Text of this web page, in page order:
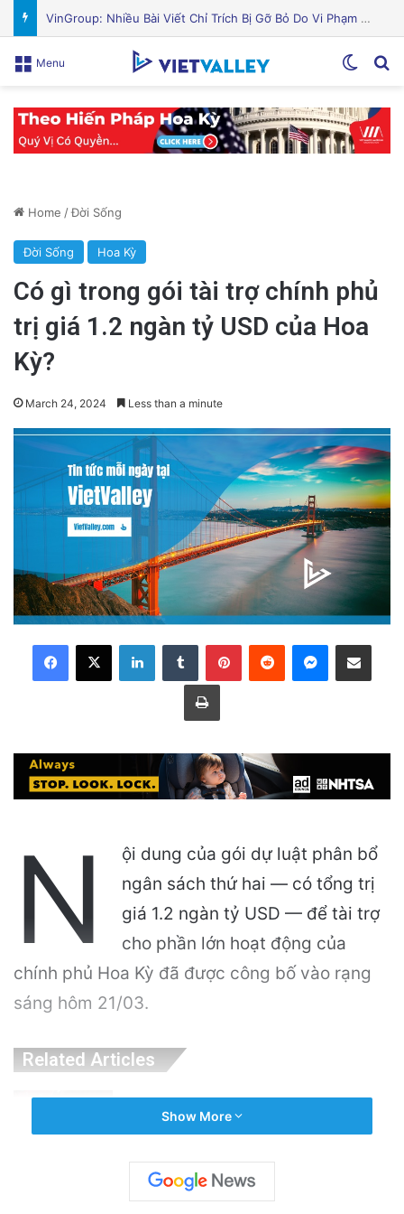
Nguyên Nhân Gây Nổ Tên Lửa Trên Bệ Phóng: Hé Lộ Từ Blue Origin
Menu
Home /Đời Sống
Đời Sống Hoa Kỳ
Có gì trong gói tài trợ chính phủ
trị giá 1.2 ngàn tỷ USD của Hoa
Kỳ?
March 24, 2024 Less than a minute
LinkedInTumblr PinterestReddit Messenger
Share via Email
Print
N
ội dung của gói dự luật phân bổ
ngân sách thứ hai — có tổng trị
giá 1.2 ngàn tỷ USD — để tài trợ
cho phần lớn hoạt động của
chính phủ Hoa Kỳ đã được công bố vào rạng
sáng hôm 21/03.
Related Articles
Cuộc Khủng Hoảng Hạn Hán: “Thật Khắc
Nghiệt”
21 hours ago
Show More